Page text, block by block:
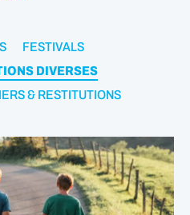
FESTIVALS
DIVERSES
& RESTITUTIONS